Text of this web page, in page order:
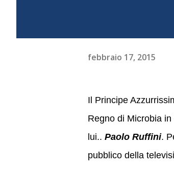
febbraio 17, 2015
Il Principe
Regno di Microbia in
lui.. Paolo Ruffini.
pubblico della